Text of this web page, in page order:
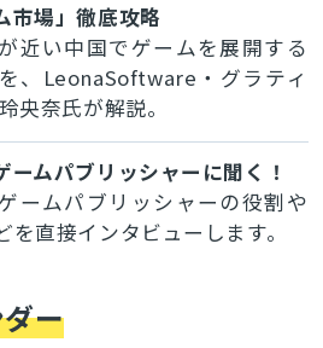
市場」徹底攻略
近い中国でゲームを展開する
、LeonaSoftware・グラティ
央奈氏が解説。
ームパブリッシャーに聞く！
ームパブリッシャーの役割や
を直接インタビューします。
ー